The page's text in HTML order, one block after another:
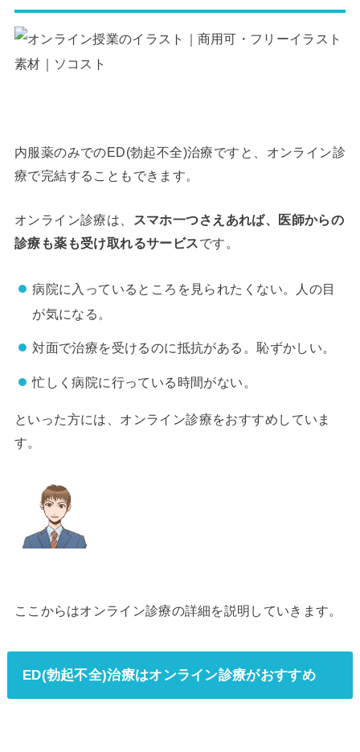
内服薬のみでのED(勃起不全)治療ですと、オンライン診
療で完結することもできます。
オンライン診療は、
スマホ一つさえあれば、医師からの
診療も薬も受け取れるサービスです。
病院に入っているところを見られたくない。人の目
が気になる。
対面で治療を受けるのに抵抗がある。恥ずかしい。
忙しく病院に行っている時間がない。
といった方には、オンライン診療をおすすめしていま
す。
ここからはオンライン診療の詳細を説明していきます。
ED(勃起不全)治療はオンライン診療がおすすめ